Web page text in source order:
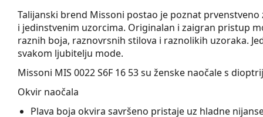
Talijanski brend Missoni postao je poznat
i jedinstvenim uzorcima. Originalan i zaigran pristup
raznih boja, raznovrsnih stilova i raznolikih uzoraka.
svakom ljubitelju mode.
Missoni MIS 0022 S6F 16 53su ženske naočale s
Okvir naočala
Plava boja okvira savršeno pristaje uz hladne